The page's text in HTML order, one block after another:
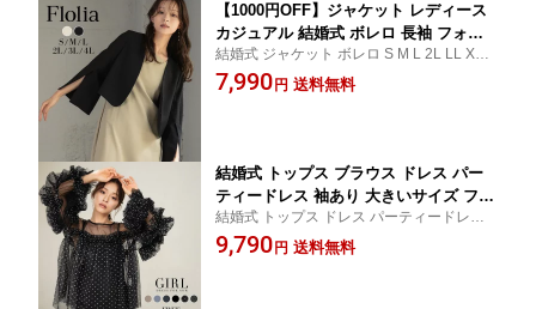
【1000円OFF】ジャケット レディース
カジュアル 結婚式 ボレロ 長袖 フォー
マル ノーカラージャケット 羽織り お呼
ばれ 大きいサイズ パーティー 二次会
結婚式 ジャケット ボレロ S M L 2L LL XL 3
L 4L ベージュ ブラック 黒 20代 30代 40代
50代 謝恩会 発表会 演奏会 同窓会 成人式 セ
7,990 円 送料無料
結婚式 トップス ブラウス ドレス パー
ティードレス 袖あり 大きいサイズ フォ
ーマルドレス ミディアム丈 長袖 二次会
披露宴 お呼ばれ 上品 他と被らない 体
結婚式 トップス ドレス パーティードレス
ブラウス グレー ブラック ベージュ グリー
ン ホワイト 黒 白 free フリー パーティー 謝
9,790 円 送料無料